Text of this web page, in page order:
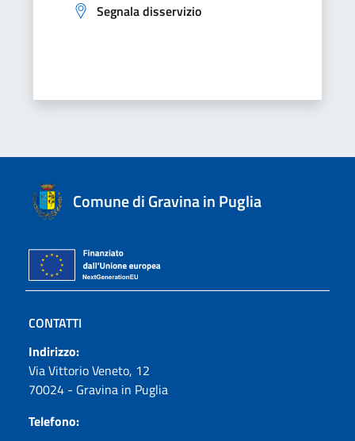
Segnala disservizio
Comune di Gravina in Puglia
CONTATTI
Indirizzo:
Via Vittorio Veneto, 12
70024 - Gravina in Puglia
Telefono: